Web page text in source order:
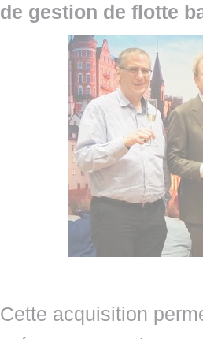
de gestion de flotte
Cette acquisition